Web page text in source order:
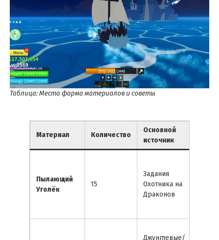
Таблица: Места фарма материалов и советы
Материал Количество
Основной
источник
Пылающий
Уголёк
15
Задания
Охотника на
Драконов
Джунглевые/